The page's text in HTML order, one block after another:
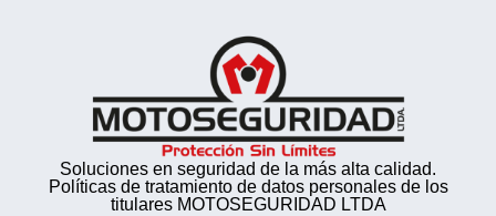
Soluciones en seguridad de la más alta calidad.
Políticas de tratamiento de datos personales de los
titulares MOTOSEGURIDAD LTDA